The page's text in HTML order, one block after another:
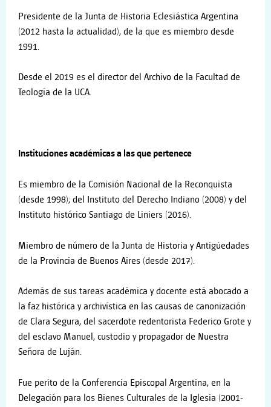
Presidente de la Junta de Historia Eclesiástica Argentina
(2012 hasta la actualidad), de la que es miembro desde
1991.
Desde el 2019 es el director del Archivo de la Facultad de
Teología de la UCA.
Instituciones académicas a las que pertenece
Es miembro de la Comisión Nacional de la Reconquista
(desde 1998); del Instituto del Derecho Indiano (2008) y del
Instituto histórico Santiago de Liniers (2016).
Miembro de número de la Junta de Historia y Antigüedades
de la Provincia de Buenos Aires (desde 2017).
Además de sus tareas académica y docente está abocado a
la faz histórica y archivística en las causas de canonización
de Clara Segura, del sacerdote redentorista Federico Grote y
del esclavo Manuel, custodio y propagador de Nuestra
Señora de Luján.
Fue perito de la Conferencia Episcopal Argentina, en la
Delegación para los Bienes Culturales de la Iglesia (2001-